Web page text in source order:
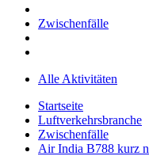
Zwischenfälle
Alle Aktivitäten
Startseite
Luftverkehrsbranche
Zwischenfälle
Air India B788 kurz